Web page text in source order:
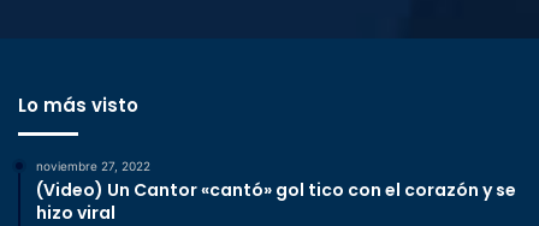
Lo más visto
noviembre 27, 2022
(Video) Un Cantor «cantó» gol tico con el corazón y se
hizo viral